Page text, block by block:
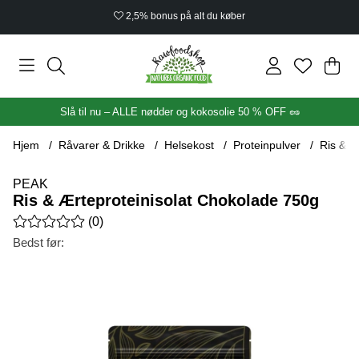
2,5% bonus på alt du køber
.
Slå til nu – ALLE nødder og kokosolie 50 % OFF 🥜
Hjem Råvarer & Drikke Helsekost Proteinpulver Ris &
PEAK
Ris & Ærteproteinisolat Chokolade 750g
Gennemsnitlig vurdering 0 ud af 5 Antal vurderinger 0
(0)
Bedst før: